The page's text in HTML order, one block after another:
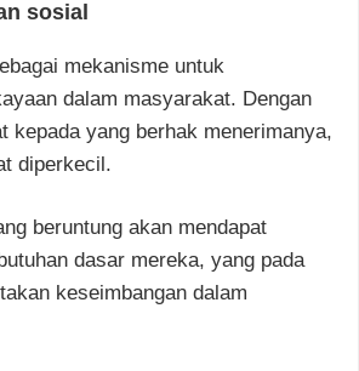
sosial
mekanisme untuk
dalam masyarakat. Dengan
kepada yang berhak menerimanya,
diperkecil.
beruntung akan mendapat
dasar mereka, yang pada
keseimbangan dalam